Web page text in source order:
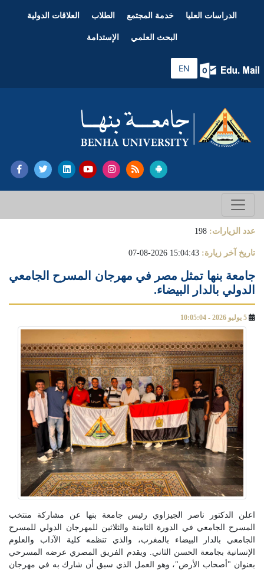
الدراسات العليا خدمة المجتمع الطلاب العلاقات الدولية
البحث العلمي الإستدامة
EN
عدد الزيارات: 198
تاريخ آخر زيارة: 15:04:43 2026-08-07
جامعة بنها تمثل مصر في مهرجان المسرح الجامعي
الدولي بالدار البيضاء.
اعلن الدكتور ناصر الجيزاوي رئيس جامعة بنها عن مشاركة منتخب
المسرح الجامعي في الدورة الثامنة والثلاثين للمهرجان الدولي للمسرح
الجامعي بالدار البيضاء بالمغرب، والذي تنظمه كلية الآداب والعلوم
الإنسانية بجامعة الحسن الثاني. ويقدم الفريق المصري عرضه المسرحي
بعنوان "أصحاب الأرض"، وهو العمل الذي سبق أن شارك به في مهرجان